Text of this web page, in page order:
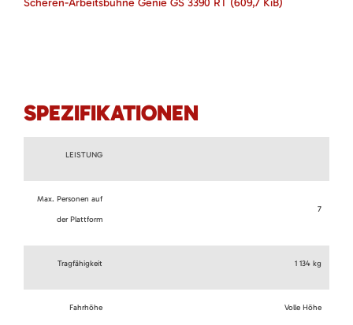
Scheren-Arbeitsbühne Genie GS 3390 RT (609,7 KiB)
SPEZIFIKATIONEN
LEISTUNG
Max. Personen auf
der Plattform
7
Tragfähigkeit 1 134 kg
Fahrhöhe Volle Höhe